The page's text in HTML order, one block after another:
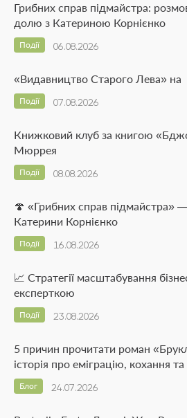
Грибних справ підмайстра:
долю з Катериною Корнієнко
06.08.2026
Події
«Видавництво Старого Лева» на
07.08.2026
Події
Книжковий клуб за книгою
Мюррея
08.08.2026
Події
🍄 «Грибних справ підмайстра»
Катерини Корнієнко
16.08.2026
Події
📈 Стратегії масштабування
експерткою
23.08.2026
Події
5 причин прочитати роман
історія про еміграцію, кохання
24.07.2026
Блог